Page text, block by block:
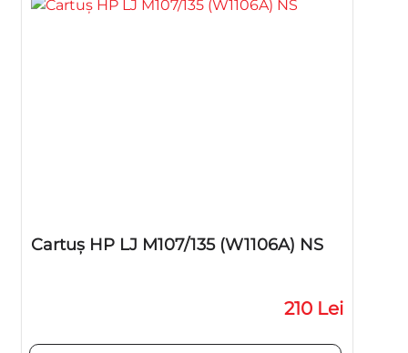
Cartuş HP LJ M107/135 (W1106A) NS
210 Lei